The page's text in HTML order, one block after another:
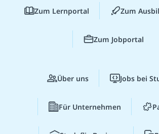
Zum Lernportal Zum
Zum Jobportal
Über uns Jobs bei
Für Unternehmen